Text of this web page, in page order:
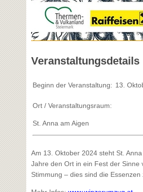
Veranstaltungsdetails
Beginn der Veranstaltung: 13.
Ort / Veranstaltungsraum:
St. Anna am Aigen
Am 13. Oktober 2024 steht St.
Jahre den Ort in ein Fest der Sinne
Stimmung – dies sind die